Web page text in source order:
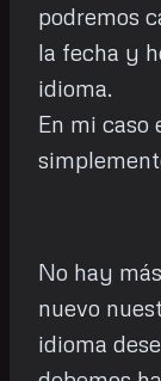
podremos
la fecha y
idioma.
En mi caso
No hay
nuevo
idioma